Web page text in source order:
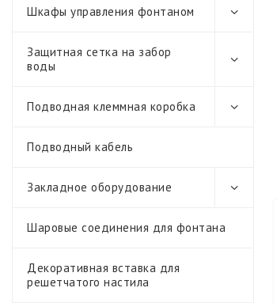
Шкафы управления фонтаном
Защитная сетка на забор
воды
Подводная клеммная коробка
Подводный кабель
Закладное оборудование
Шаровые соединения для фонтана
Декоративная вставка для
решетчатого настила